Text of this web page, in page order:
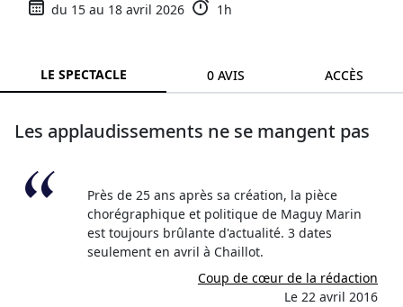
du 15 au 18 avril 2026 1h
LE SPECTACLE 0 AVIS ACCÈS
Les applaudis­sements ne se mangent pas
Près de 25 ans après sa création, la pièce
chorégraphique et politique de Maguy Marin
est toujours brûlante d'actualité. 3 dates
seulement en avril à Chaillot.
Coup de cœur de la rédaction
Le 22 avril 2016